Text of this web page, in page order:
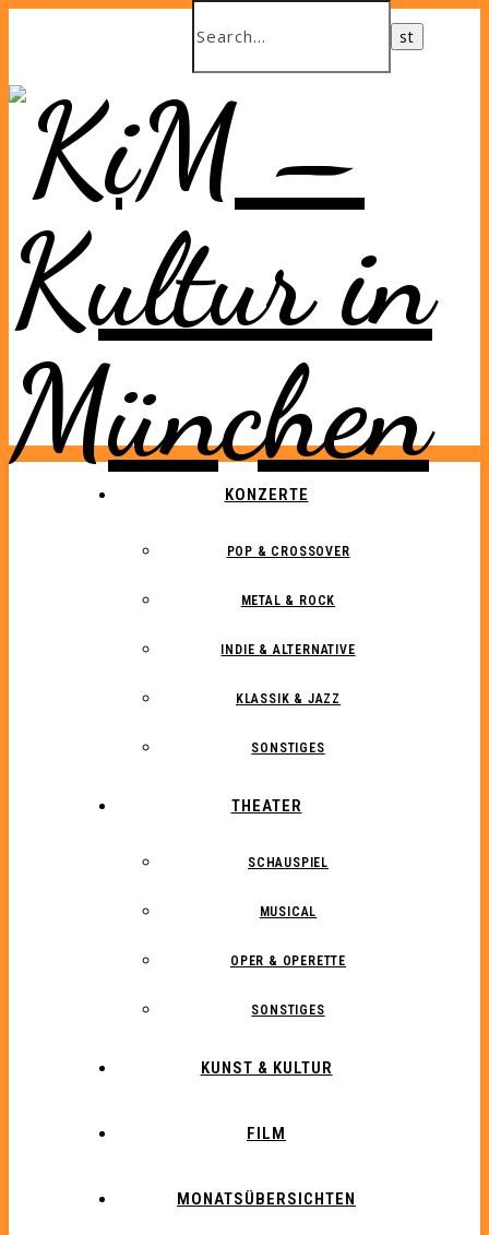
KONZERTE
POP & CROSSOVER
METAL & ROCK
INDIE & ALTERNATIVE
KLASSIK & JAZZ
SONSTIGES
THEATER
SCHAUSPIEL
MUSICAL
OPER & OPERETTE
SONSTIGES
KUNST & KULTUR
FILM
MONATSÜBERSICHTEN